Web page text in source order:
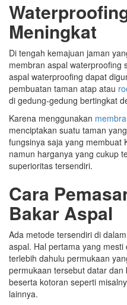
Meningkat
Di tengah kemajuan jaman
membran aspal waterproofing
aspal waterproofing dapat
pembuatan taman atap atau
di gedung-gedung bertingkat
Karena menggunakan
menciptakan suatu taman
fungsinya saja yang membuat
namun harganya yang cukup
superioritas tersendiri.
Cara
Bakar Aspal
Ada metode tersendiri di
aspal. Hal pertama yang
terlebih dahulu permukaan
permukaan tersebut datar
beserta kotoran seperti
lainnya.